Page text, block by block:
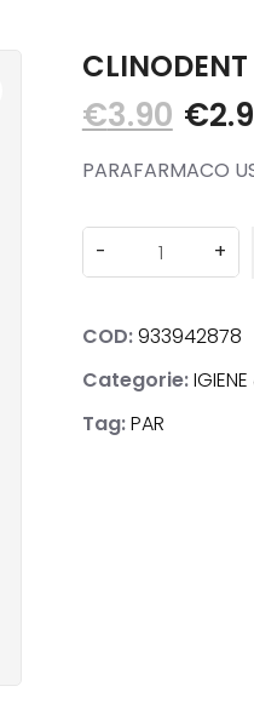
€3.90 €
PARAFARMACO
COD:933942878
Categorie:IGIENE
Tag:PAR